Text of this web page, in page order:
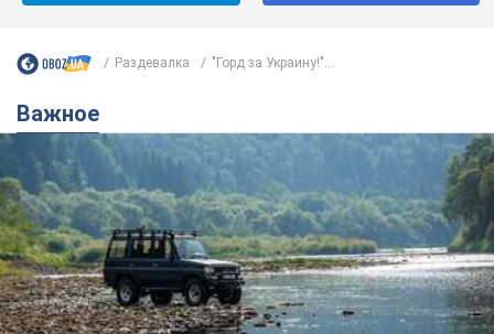
Раздевалка "Горд за Украину!"...
Важное